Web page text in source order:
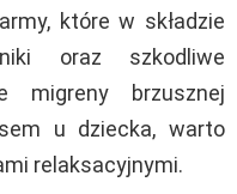
które w składzie
oraz szkodliwe
migreny brzusznej
u dziecka, warto
relaksacyjnymi.